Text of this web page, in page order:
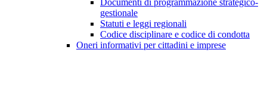
Documenti di programmazione strategico-
gestionale
Statuti e leggi regionali
Codice disciplinare e codice di condotta
Oneri informativi per cittadini e imprese